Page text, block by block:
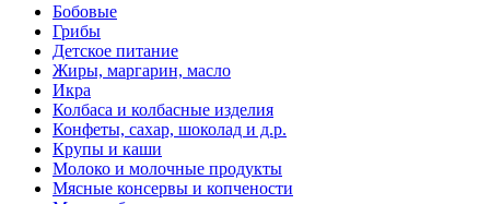
Бобовые
Грибы
Детское питание
Жиры, маргарин, масло
Икра
Колбаса и колбасные изделия
Конфеты, сахар, шоколад и д.р.
Крупы и каши
Молоко и молочные продукты
Мясные консервы и копчености